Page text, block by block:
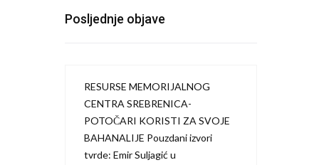
Posljednje objave
RESURSE MEMORIJALNOG
CENTRA SREBRENICA-
POTOČARI KORISTI ZA SVOJE
BAHANALIJE Pouzdani izvori
tvrde: Emir Suljagić u